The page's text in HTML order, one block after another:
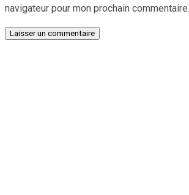
navigateur pour mon prochain commentaire.